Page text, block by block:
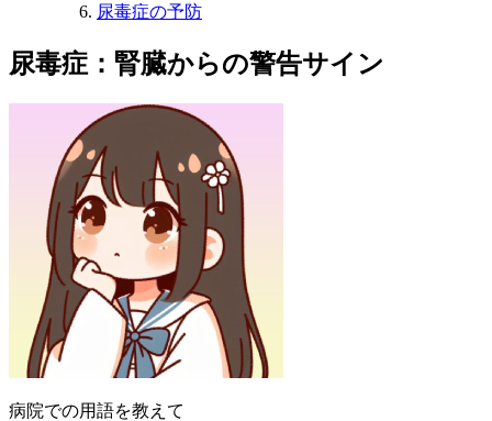
尿毒症の予防
尿毒症：腎臓からの警告サイン
病院での用語を教えて